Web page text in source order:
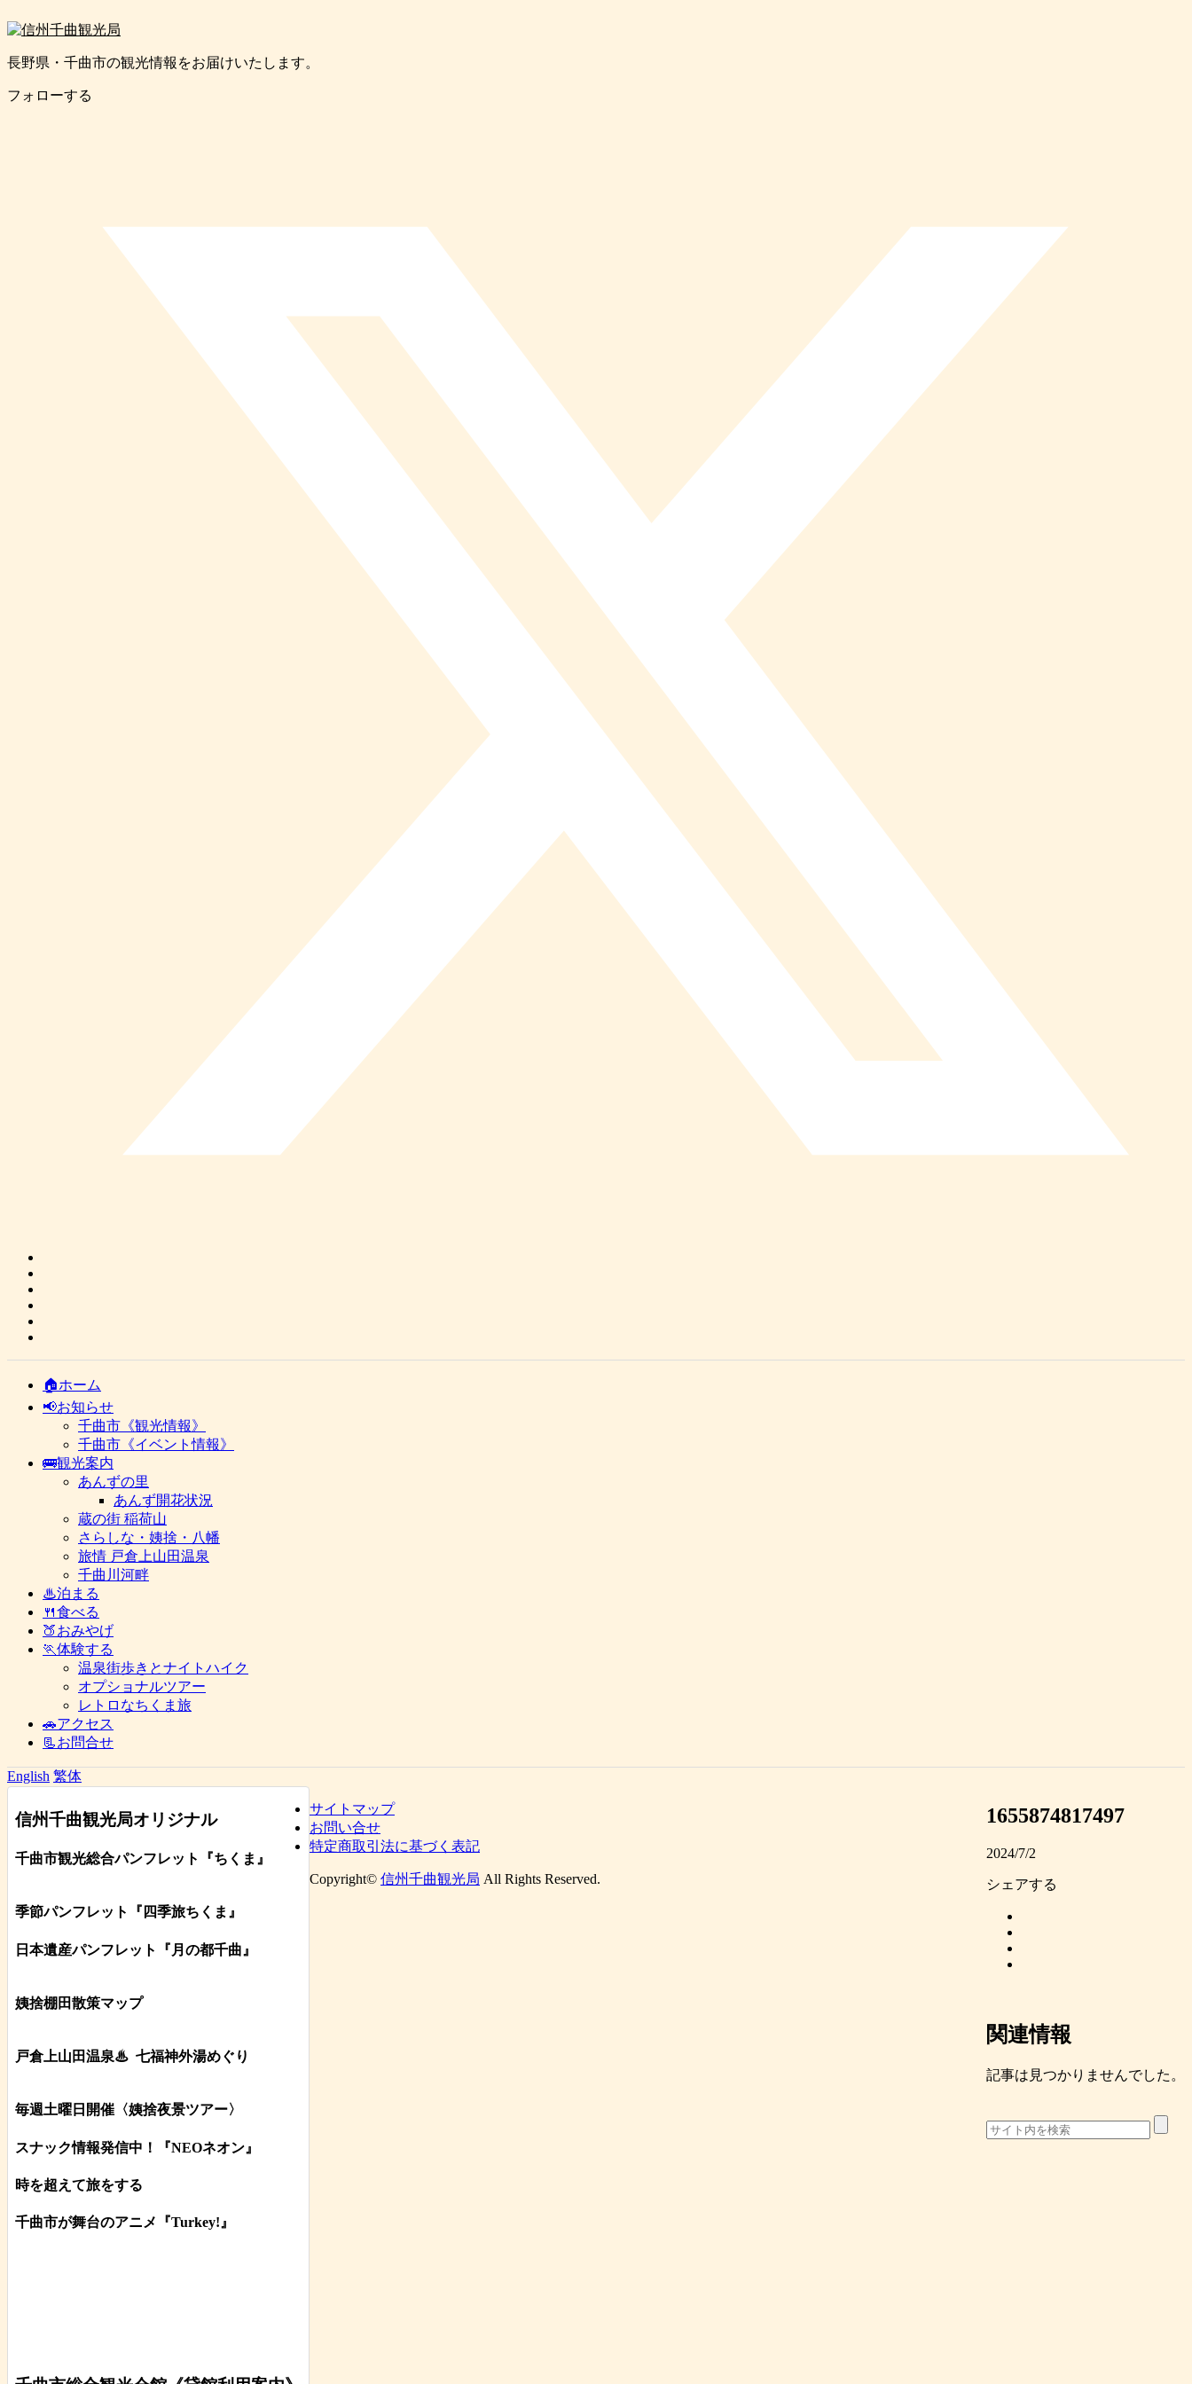
長野県・千曲市の観光情報をお届けいたします。
フォローする
🏠ホーム
📢お知らせ
千曲市《観光情報》
千曲市《イベント情報》
🚌観光案内
あんずの里
あんず開花状況
蔵の街 稲荷山
さらしな・姨捨・八幡
旅情 戸倉上山田温泉
千曲川河畔
♨泊まる
🍴食べる
🍑おみやげ
🏃体験する
温泉街歩きとナイトハイク
オプショナルツアー
レトロなちくま旅
🚗アクセス
📃お問合せ
English 繁体
1655874817497
2024/7/2
シェアする
関連情報
記事は見つかりませんでした。
信州千曲観光局オリジナル
千曲市観光総合パンフレット 『ちくま 』
季節パンフレット『四季旅ちくま』
日本遺産パンフレット 『月の都千曲 』
姨捨棚田散策マップ
戸倉上山田温泉♨ 七福神外湯めぐり
毎週土曜日開催〈姨捨夜景ツアー〉
スナック情報発信中！『NEOネオン』
時を超えて旅をする
千曲市が舞台のアニメ『Turkey!』
サイトマップ
お問い合せ
特定商取引法に基づく表記
Copyright© 信州千曲観光局 All Rights Reserved.